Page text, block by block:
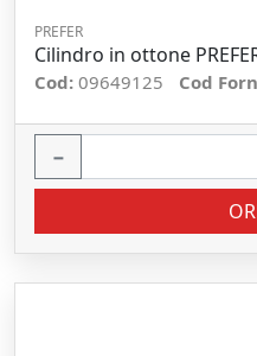
PREFER
Cilindro in ottone
Cod: 09649125 Cod
−